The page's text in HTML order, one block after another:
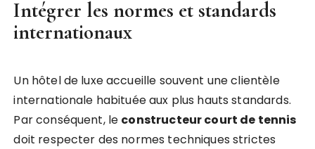
Intégrer les normes et standards
internationaux
Un hôtel de luxe accueille souvent une clientèle
internationale habituée aux plus hauts standards.
Par conséquent, le constructeur court de tennis
doit respecter des normes techniques strictes